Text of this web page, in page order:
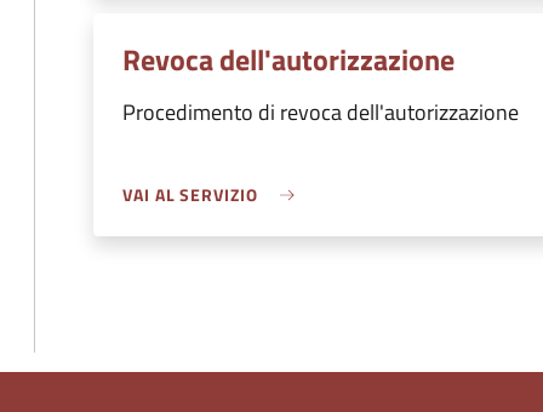
Revoca dell'autorizzazione
Procedimento di revoca dell'autorizzazione
VAI AL SERVIZIO